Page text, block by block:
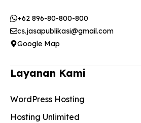
+62 896-80-800-800
cs.jasapublikasi@gmail.com
Google Map
Layanan Kami
WordPress Hosting
Hosting Unlimited